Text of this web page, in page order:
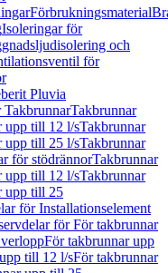
Förbrukningsmaterial
Isoleringar för
och
för
Pluvia
TakbrunnarTakbrunnar
upp till 12 l/sTakbrunnar
upp till 25 l/sTakbrunnar
för stödrännorTakbrunnar
upp till 12 l/sTakbrunnar
upp till 25
för Installationselement
för För takbrunnar
För takbrunnar upp
till 12 l/sFör takbrunnar